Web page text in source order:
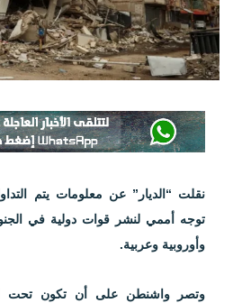
نقلت “الديار” عن معلومات يتم
توجه أممي لنشر قوات دولية في
وأوروبية وعربية.
وتصر واشنطن على أن تكون تحت